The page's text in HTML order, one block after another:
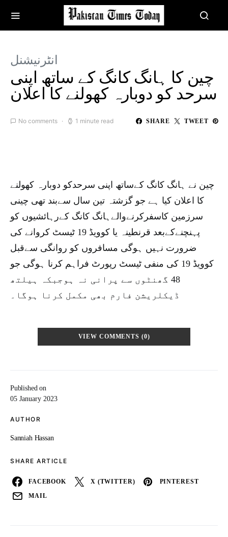
انٹرنیشنل
چین کا ہانگ کانگ کے ساتھ اپنی
سرحد کو دوبارہ کھولنے کا اعلان
No comments 1 minute read SHARE TWEET
Published on
05 January 2023
AUTHOR
Sanniah Hassan
SHARE ARTICLE
FACEBOOK X (TWITTER) PINTEREST
MAIL
چین نے ہانگ کانگ کےساتھ اپنی سرحدکو دوبارہ کھولنے
کا اعلان کیا ہے جو گزشتہ تین سال سےبند تھی چینی
سرزمین کاسفرکرنےوالےہانگ کانگ کےرہائشیوں کو
پہنچنےکےبعد قرنطینہ یا کوویڈ 19 ٹیسٹ کروانے کی
ضرورت نہیں ہوگی مسافروں کو روانگی سےقبل
کوویڈ 19 کی منفی ٹیسٹ رپورٹ فراہم کرنا ہوگی جو
48 گھنٹوں سے پرانی نہ ہوجبکہ ہیلتھ
ڈیکلریشن فارم بھی مکمل کرنا ہوگا۔
VIEW COMMENTS (0)